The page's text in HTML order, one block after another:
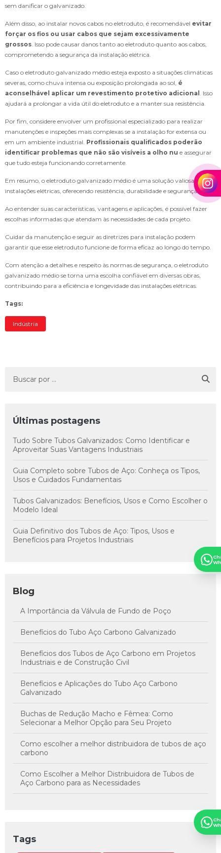
sem danificar o galvanizado.
Além disso, ao instalar novos cabos no eletroduto, é recomendável evitar
forçar os fios ou usar cabos que sejam excessivamente
grossos. Isso pode causar danos tanto ao eletroduto quanto aos cabos,
comprometendo a segurança da instalação elétrica.
Caso o eletroduto galvanizado médio esteja exposto a situações climáticas
severas, como chuva intensa ou exposição prolongada ao sol, é
aconselhável aplicar um revestimento protetivo adicional . Isso
ajudará a prolongar a vida útil do eletroduto e a manter sua resistência.
Por fim, considere envolver um profissional especializado para realizar
manutenções e inspeções mais complexas se a instalação for extensa ou
em um ambiente industrial. Profissionais qualificados poderão
identificar problemas que não são visíveis a olho nu e assegurar
que tudo esteja funcionando corretamente.
Em resumo, o eletroduto galvanizado médio é uma solução valiosa para
instalações elétricas, oferecendo resistência, durabilidade e segurança.
Ao entender suas características, vantagens e aplicações, é possível fazer
escolhas informadas que atendam às necessidades de cada projeto.
Cuidar da manutenção e seguir as diretrizes para instalação podem
garantir que esse eletroduto funcione de forma eficaz ao longo do tempo.
Com atenção a detalhes e respeito às normas de segurança, o eletroduto
galvanizado médio se torna uma escolha confiável em diversas obras,
contribuindo para a eficiência e longevidade das instalações elétricas.
Tags:
Indústria
Últimas postagens
Tudo Sobre Tubos Galvanizados: Como Identificar e
Aproveitar Suas Vantagens Industriais
Guia Completo sobre Tubos de Aço: Conheça os Tipos,
Usos e Cuidados Fundamentais
Tubos Galvanizados: Benefícios, Usos e Como Escolher o
Modelo Ideal
Guia Definitivo dos Tubos de Aço: Tipos, Usos e
Benefícios para Projetos Industriais
Blog
A Importância da Válvula de Fundo de Poço
Benefícios do Tubo Aço Carbono Galvanizado
Benefícios dos Tubos de Aço Carbono em Projetos
Industriais e de Construção Civil
Benefícios e Aplicações do Tubo Aço Carbono
Galvanizado
Buchas de Redução Macho e Fêmea: Como
Selecionar a Melhor Opção para Seu Projeto
Como escolher a melhor distribuidora de tubos de aço
carbono
Como Escolher a Melhor Distribuidora de Tubos de
Aço Carbono para as Necessidades
Aço para o Projeto
Tags